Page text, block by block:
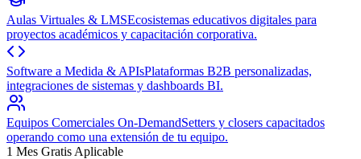
Aulas Virtuales & LMSEcosistemas educativos digitales para
proyectos académicos y capacitación corporativa.
Software a Medida & APIsPlataformas B2B personalizadas,
integraciones de sistemas y dashboards BI.
Equipos Comerciales On-DemandSetters y closers capacitados
operando como una extensión de tu equipo.
1 Mes Gratis Aplicable